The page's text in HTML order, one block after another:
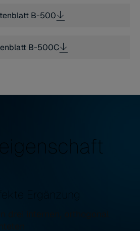
B-500
B-500C
Ergänzung
drei internen, orthogonal